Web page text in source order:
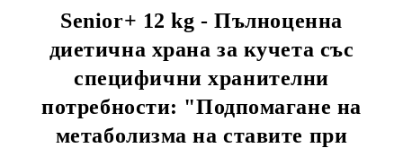
Senior+ 12 kg - Пълноценна
диетична храна за кучета със
специфични хранителни
потребности: "Подпомагане на
метаболизма на ставите при